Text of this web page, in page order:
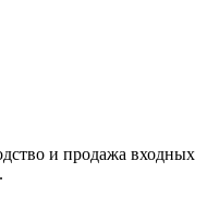
и продажа входных